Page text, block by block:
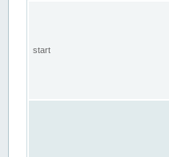
start